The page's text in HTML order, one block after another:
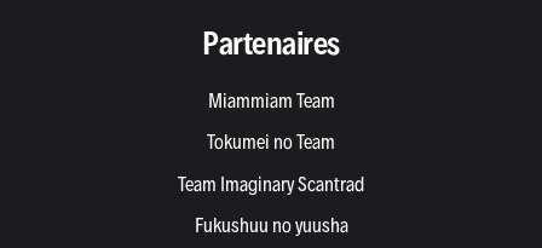
Partenaires
Miammiam Team
Tokumei no Team
Team Imaginary Scantrad
Fukushuu no yuusha